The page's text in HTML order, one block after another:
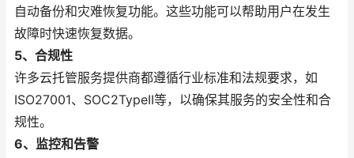
自动备份和灾难恢复功能。这些功能可以帮助用户在发生
故障时快速恢复数据。
5、合规性
许多云托管服务提供商都遵循行业标准和法规要求，如
ISO27001、SOC2TypeII等，以确保其服务的安全性和合
规性。
6、监控和告警